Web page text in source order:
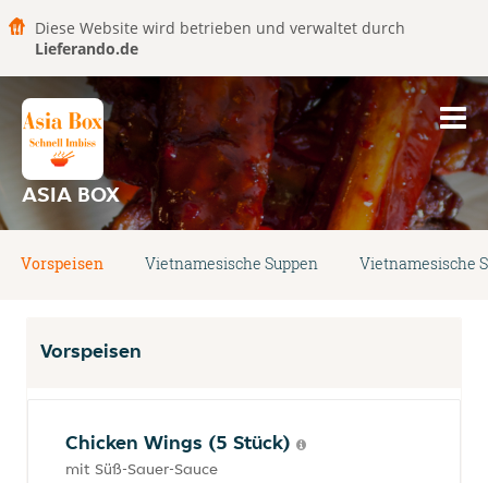
Diese Website wird betrieben und verwaltet durch
Lieferando.de
ASIA BOX
Vorspeisen Vietnamesische Suppen Vietnamesische
Vorspeisen
Chicken Wings (5 Stück)
mit Süß-Sauer-Sauce